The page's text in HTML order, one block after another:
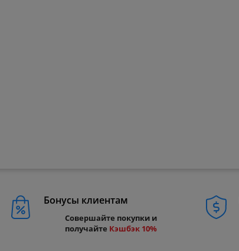
Бонусы клиентам
Совершайте покупки и
получайте Кэшбэк 10%